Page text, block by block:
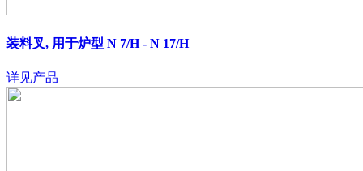
装料叉, 用于炉型 N 7/H - N 17/H
详见产品